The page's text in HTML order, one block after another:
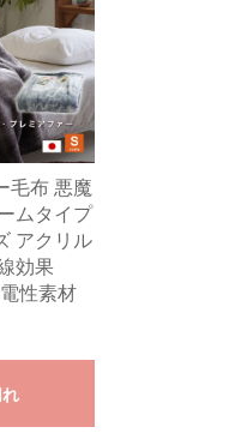
毛布 悪魔
ムタイプ
アクリル
効果
性素材